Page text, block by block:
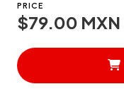
PRICE
$79.00 MXN